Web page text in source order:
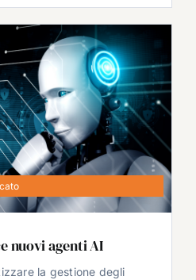
nuovi agenti AI
la gestione degli